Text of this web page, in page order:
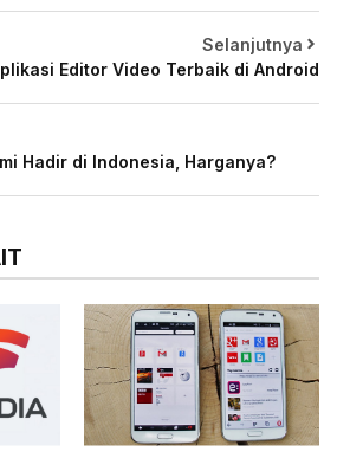
Hadir di Indonesia, Harganya?
Selanjutnya
Editor Video Terbaik di Android